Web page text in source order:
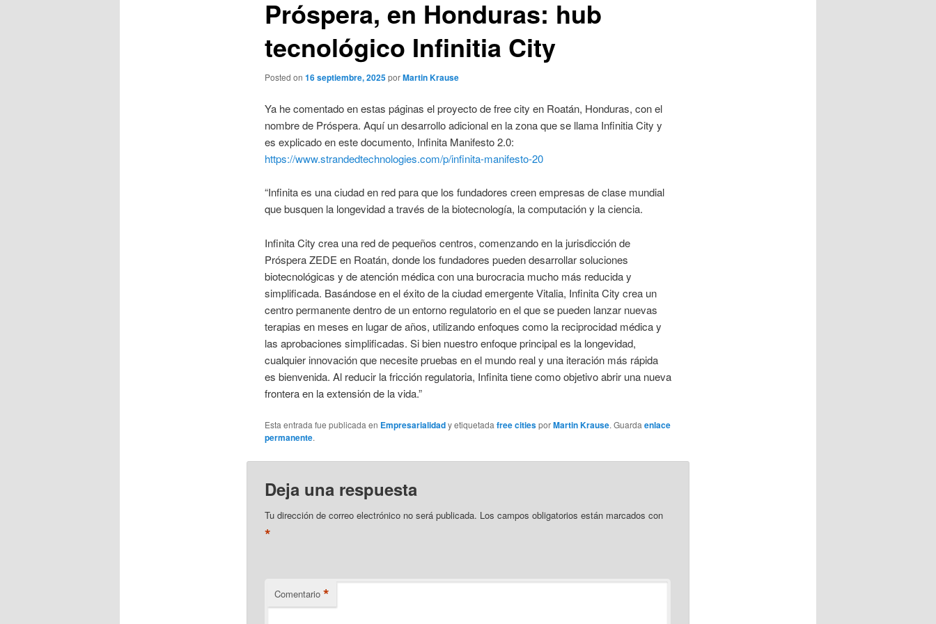
Próspera, en Honduras: hub
tecnológico Infinitia City
Posted on 16 septiembre, 2025porMartin Krause
Ya he comentado en estas páginas el proyecto de free city en Roatán, Honduras, con el
nombre de Próspera. Aquí un desarrollo adicional en la zona que se llama Infinitia City y
es explicado en este documento, Infinita Manifesto 2.0:
https://www.strandedtechnologies.com/p/infinita-manifesto-20
“Infinita es una ciudad en red para que los fundadores creen empresas de clase mundial
que busquen la longevidad a través de la biotecnología, la computación y la ciencia.
Infinita City crea una red de pequeños centros, comenzando en la jurisdicción de
Próspera ZEDE en Roatán, donde los fundadores pueden desarrollar soluciones
biotecnológicas y de atención médica con una burocracia mucho más reducida y
simplificada. Basándose en el éxito de la ciudad emergente Vitalia, Infinita City crea un
centro permanente dentro de un entorno regulatorio en el que se pueden lanzar nuevas
terapias en meses en lugar de años, utilizando enfoques como la reciprocidad médica y
las aprobaciones simplificadas. Si bien nuestro enfoque principal es la longevidad,
cualquier innovación que necesite pruebas en el mundo real y una iteración más rápida
es bienvenida. Al reducir la fricción regulatoria, Infinita tiene como objetivo abrir una nueva
frontera en la extensión de la vida.”
Esta entrada fue publicada en Empresarialidady etiquetada free citiesporMartin Krause. Guarda enlace
permanente.
Deja una respuesta
Tu dirección de correo electrónico no será publicada. Los campos obligatorios están marcados con
*
Comentario *